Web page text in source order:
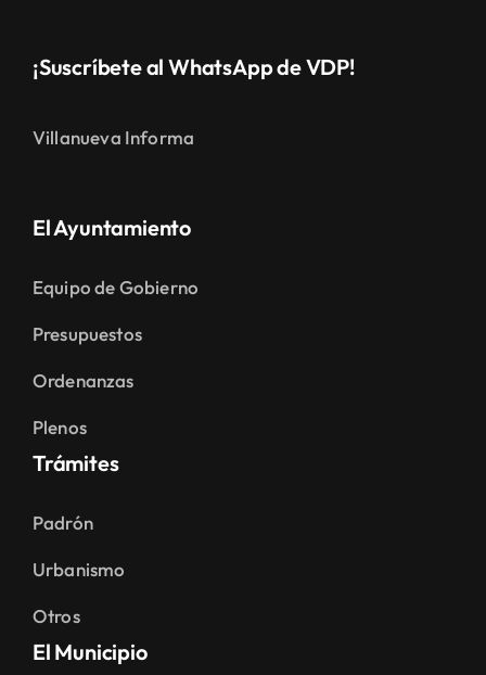
¡Suscríbete al WhatsApp de VDP!
Villanueva Informa
El Ayuntamiento
Equipo de Gobierno
Presupuestos
Ordenanzas
Plenos
Trámites
Padrón
Urbanismo
Otros
El Municipio